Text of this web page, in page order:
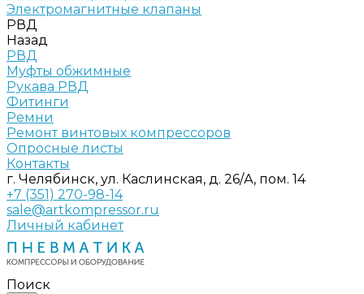
Электромагнитные клапаны
РВД
Назад
РВД
Муфты обжимные
Рукава РВД
Фитинги
Ремни
Ремонт винтовых компрессоров
Опросные листы
Контакты
г. Челябинск, ул. Каслинская, д. 26/А, пом. 14
+7 (351) 270-98-14
sale@artkompressor.ru
Личный кабинет
Поиск